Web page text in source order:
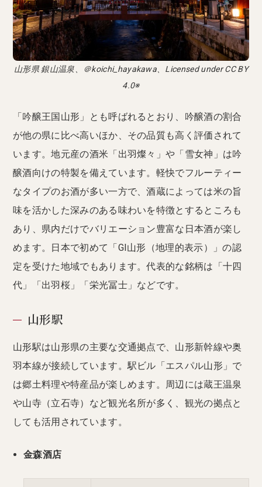
山形県 銀山温泉、＠koichi_hayakawa、Licensed under CC BY
4.0※
「吟醸王国山形」とも呼ばれるとおり、吟醸酒の割合
が他の県に比べ高いほか、その品質も高く評価されて
います。地元産の酒米「出羽燦々」や「雪女神」は吟
醸酒向けの特製を備えています。軽快でフルーティー
なタイプのお酒が多い一方で、酒蔵によっては米の旨
味を活かした深みのある味わいを特徴とするところも
あり、県内だけでバリエーション豊富な日本酒が楽し
めます。日本で初めて「GI山形（地理的表示）」の認
定を受けた地域でもあります。代表的な銘柄は「十四
代」「出羽桜」「栄光冨士」などです。
山形駅
山形駅は山形県の主要な交通拠点で、山形新幹線や奥
羽本線が接続しています。駅ビル「エスパル山形」で
は郷土料理や特産品が楽しめます。周辺には蔵王温泉
や山寺（立石寺）など観光名所が多く、観光の拠点と
しても活用されています。
金森酒店